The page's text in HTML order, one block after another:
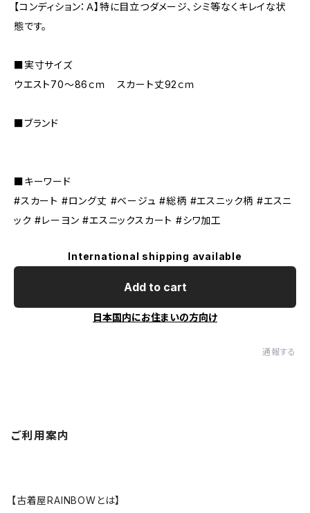
【コンディション：Ａ】特に目立つダメージ、シミ等なくキレイな状
態です。
■実寸サイズ
ウエスト70～86ｃｍ スカート丈92ｃｍ
■ブランド
■キーワード
#スカート #ロング丈 #ベージュ #総柄 #エスニック柄 #エスニ
ック #レーヨン #エスニックスカート #シワ加工
International shipping available
Add to cart
日本国内にお住まいの方向け
通報する
ご利用案内
【古着屋RAINBOWとは】